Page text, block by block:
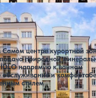
and Wellness Hotel
Самом центре курортной
природной
напрямую к ваннам
обслуживание и
стилем
свободных мест на
Выбрать другой